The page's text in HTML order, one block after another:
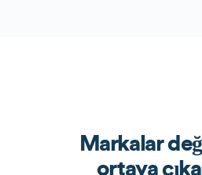
Markalar
ortaya